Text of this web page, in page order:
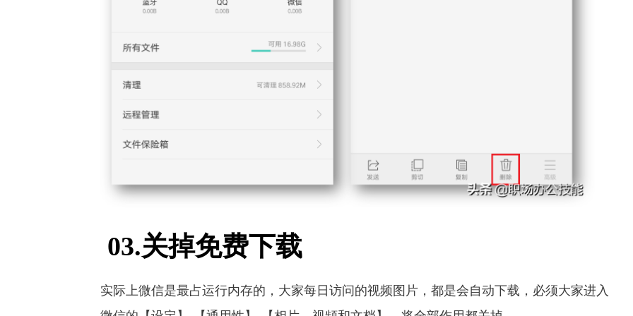
03.关掉免费下载
实际上微信是最占运行内存的，大家每日访问的视频图片，都是会自动下载，必须大家进入